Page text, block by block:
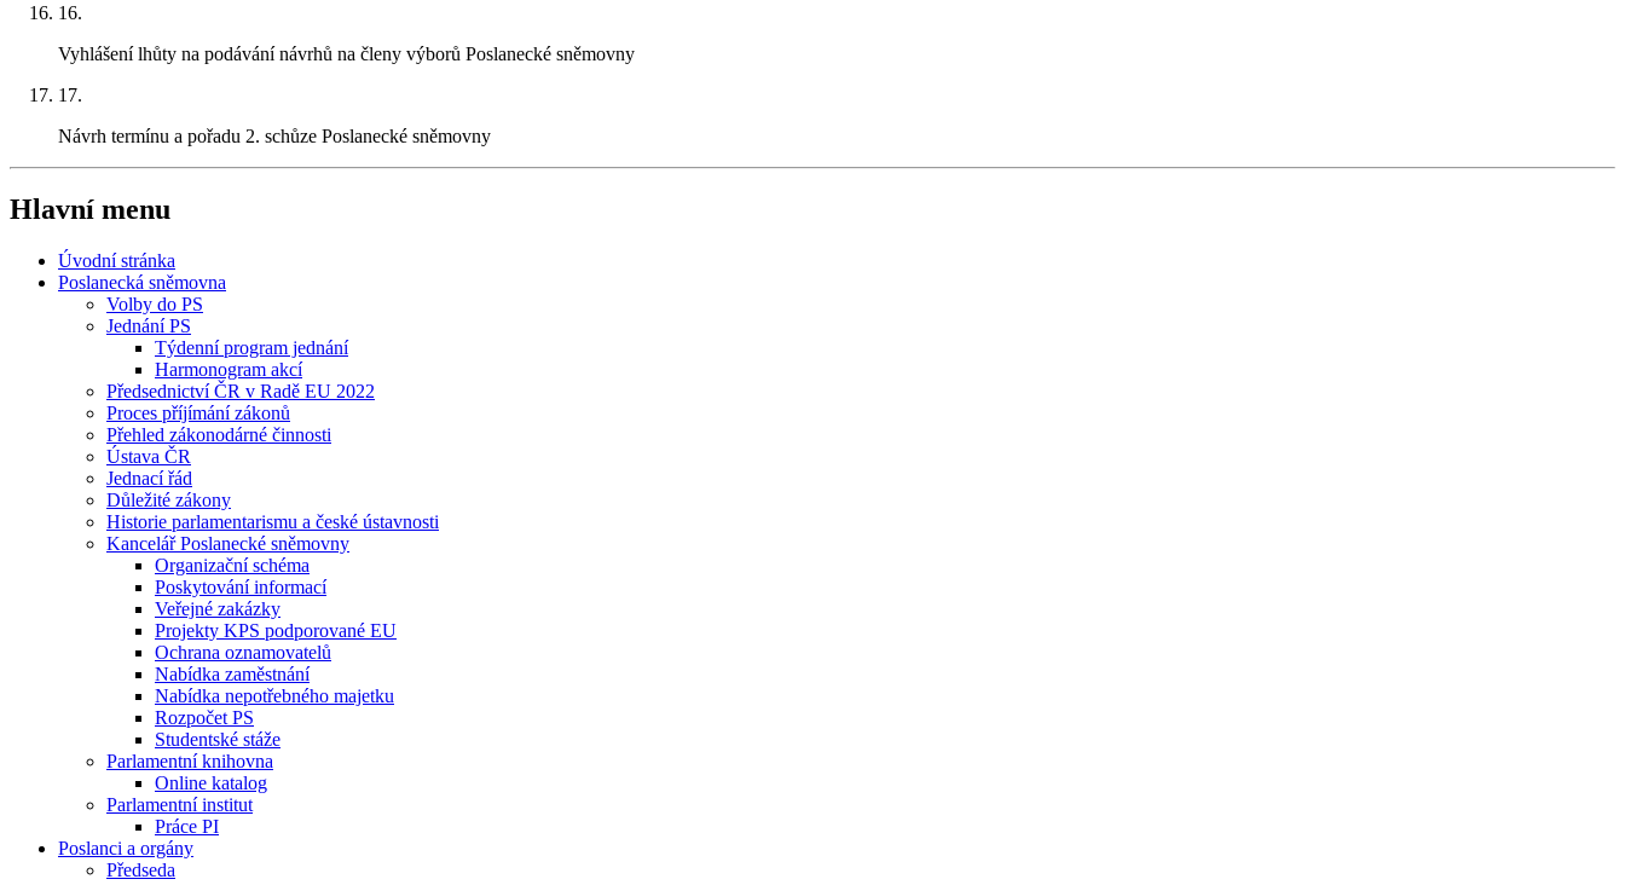
16.
Vyhlášení lhůty na podávání návrhů na členy výborů Poslanecké sněmovny
17.
Návrh termínu a pořadu 2. schůze Poslanecké sněmovny
Hlavní menu
Úvodní stránka
Poslanecká sněmovna
Volby do PS
Jednání PS
Týdenní program jednání
Harmonogram akcí
Předsednictví ČR v Radě EU 2022
Proces příjímání zákonů
Přehled zákonodárné činnosti
Ústava ČR
Jednací řád
Důležité zákony
Historie parlamentarismu a české ústavnosti
Kancelář Poslanecké sněmovny
Organizační schéma
Poskytování informací
Veřejné zakázky
Projekty KPS podporované EU
Ochrana oznamovatelů
Nabídka zaměstnání
Nabídka nepotřebného majetku
Rozpočet PS
Studentské stáže
Parlamentní knihovna
Online katalog
Parlamentní institut
Práce PI
Poslanci a orgány
Předseda